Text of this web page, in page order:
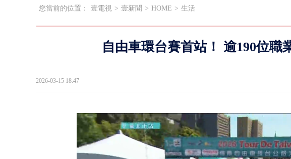
中聯毒油20%下架標準惹議 傳
BP出道10周年！ 8／8見面會限
您當前的位置： 壹電視 > 壹新聞 > HOME > 生活
自由車環台賽首站！ 逾190位職
2026-03-15 18:47